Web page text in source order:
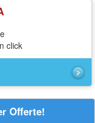
click
Offerte!